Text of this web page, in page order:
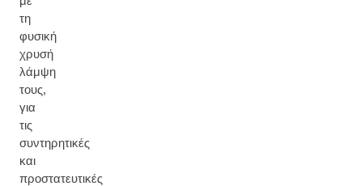
τη
φυσική
χρυσή
λάμψη
τους,
για
τις
συντηρητικές
και
προστατευτικές